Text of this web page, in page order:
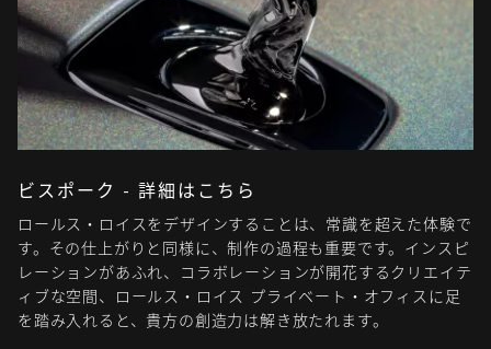
ビスポーク - 詳細はこちら
ロールス・ロイスをデザインすることは、常識を超えた体験で
す。その仕上がりと同様に、制作の過程も重要です。インスピ
レーションがあふれ、コラボレーションが開花するクリエイテ
ィブな空間、ロールス・ロイス プライベート・オフィスに足
を踏み入れると、貴方の創造力は解き放たれます。